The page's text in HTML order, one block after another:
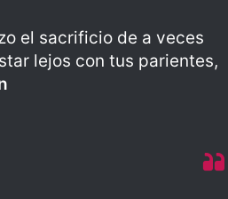
el sacrificio de a veces
lejos con tus parientes,